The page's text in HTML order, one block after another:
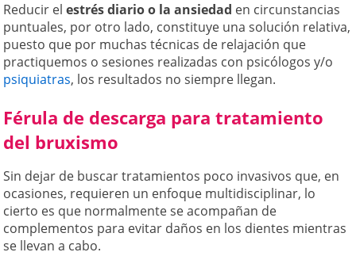
Reducir elestrés diario o la ansiedad en circunstancias
puntuales, por otro lado, constituye una solución relativa,
puesto que por muchas técnicas de relajación que
practiquemos o sesiones realizadas con psicólogos y/o
psiquiatras, los resultados no siempre llegan.
Férula de descarga para tratamiento
del bruxismo
Sin dejar de buscar tratamientos poco invasivos que, en
ocasiones, requieren un enfoque multidisciplinar, lo
cierto es que normalmente se acompañan de
complementos para evitar daños en los dientes mientras
se llevan a cabo.